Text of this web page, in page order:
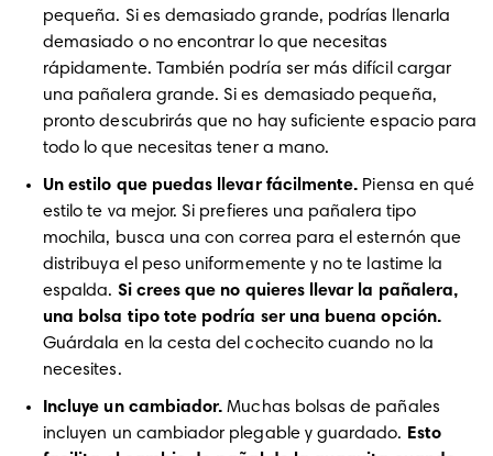
pequeña. Si es demasiado grande, podrías llenarla
demasiado o no encontrar lo que necesitas
rápidamente. También podría ser más difícil cargar
una pañalera grande. Si es demasiado pequeña,
pronto descubrirás que no hay suficiente espacio para
todo lo que necesitas tener a mano.
Un estilo que puedas llevar fácilmente. Piensa en qué
estilo te va mejor. Si prefieres una pañalera tipo
mochila, busca una con correa para el esternón que
distribuya el peso uniformemente y no te lastime la
espalda. Si crees que no quieres llevar la pañalera,
una bolsa tipo tote podría ser una buena opción.
Guárdala en la cesta del cochecito cuando no la
necesites.
Incluye un cambiador. Muchas bolsas de pañales
incluyen un cambiador plegable y guardado. Esto